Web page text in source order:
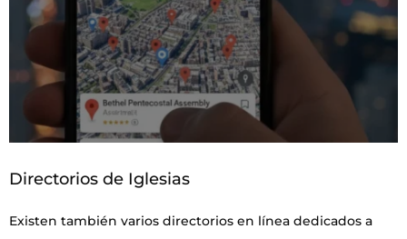
Directorios de Iglesias
Existen también varios directorios en línea dedicados a